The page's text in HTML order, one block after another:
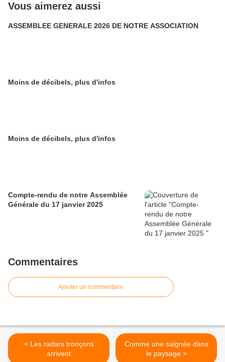
Vous aimerez aussi
ASSEMBLEE GENERALE 2026 DE NOTRE ASSOCIATION
Moins de décibels, plus d'infos
Moins de décibels, plus d'infos
Compte-rendu de notre Assemblée
Générale du 17 janvier 2025
Commentaires
Ajouter un commentaire
< Les radars tronçons
arrivent
Comme une saignée dans
le paysage >